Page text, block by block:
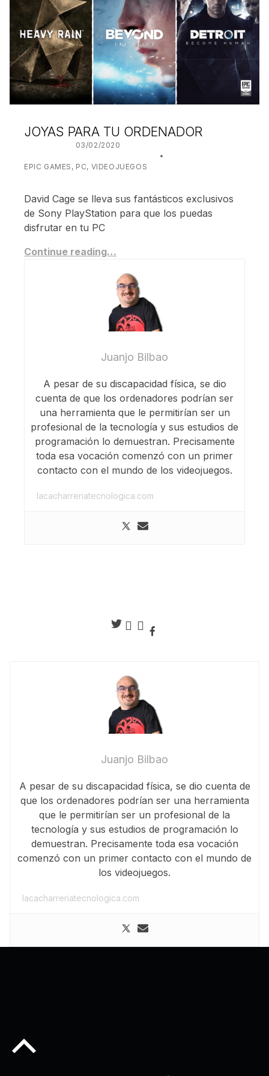
JOYAS PARA TU ORDENADOR
03/02/2020
EPIC GAMES , PC, VIDEOJUEGOS
David Cage se lleva sus fantásticos exclusivos
de Sony PlayStation para que los puedas
disfrutar en tu PC
Continue reading…
Juanjo Bilbao
A pesar de su discapacidad física, se dio
cuenta de que los ordenadores podrían ser
una herramienta que le permitirían ser un
profesional de la tecnología y sus estudios de
programación lo demuestran. Precisamente
toda esa vocación comenzó con un primer
contacto con el mundo de los videojuegos.
lacacharreriatecnologica.com
Juanjo Bilbao
A pesar de su discapacidad física, se dio cuenta de
que los ordenadores podrían ser una herramienta
que le permitirían ser un profesional de la
tecnología y sus estudios de programación lo
demuestran. Precisamente toda esa vocación
comenzó con un primer contacto con el mundo de
los videojuegos.
lacacharreriatecnologica.com